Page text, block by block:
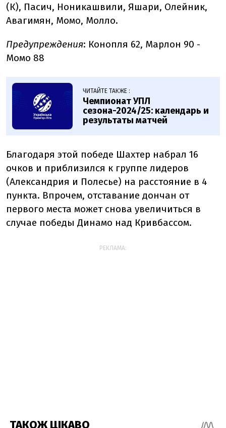
(К), Пасич, Ноникашвили, Яшари, Олейник,
Авагимян, Момо, Молло.
Предупреждения: Конопля 62, Марлон 90 -
Момо 88
ЧИТАЙТЕ ТАКЖЕ :
Чемпионат УПЛ
сезона-2024/25: календарь и
результаты матчей
Благодаря этой победе Шахтер набрал 16
очков и приблизился к группе лидеров
(Александрия и Полесье) на расстояние в 4
пункта. Впрочем, отставание дончан от
первого места может снова увеличиться в
случае победы Динамо над Кривбассом.
РЕКЛАМА: